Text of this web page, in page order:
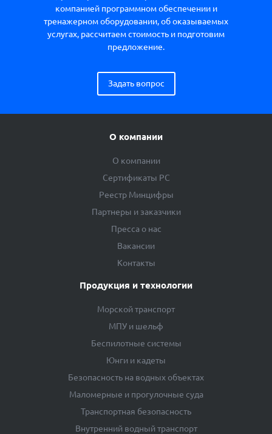
компанией программном обеспечении и
тренажерном оборудовании, об оказываемых
услугах, рассчитаем стоимость и подготовим
предложение.
Задать вопрос
О компании
О компании
Сертификаты РС
Реестр Минцифры
Партнеры и заказчики
Пресса о нас
Вакансии
Контакты
Продукция и технологии
Морской транспорт
МПУ и шельф
Беспилотные системы
Юнги и кадеты
Безопасность на водных объектах
Маломерные и прогулочные суда
Транспортная безопасность
Внутренний водный транспорт